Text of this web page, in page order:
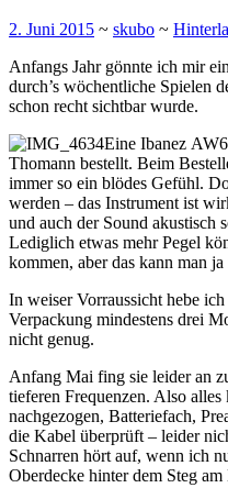
2. Juni 2015 ~ skubo ~
Anfangs Jahr gönnte ich mir
durch’s wöchentliche Spielen
schon recht sichtbar wurde.
Eine Ibanez
Thomann bestellt. Beim
immer so ein blödes Gefühl.
werden – das Instrument ist
und auch der Sound akustisch
Lediglich etwas mehr Pegel
kommen, aber das kann man
In weiser Vorraussicht hebe
Verpackung mindestens drei
nicht genug.
Anfang Mai fing sie leider an
tieferen Frequenzen. Also
nachgezogen, Batteriefach,
die Kabel überprüft – leider
Schnarren hört auf, wenn ich
Oberdecke hinter dem Steg